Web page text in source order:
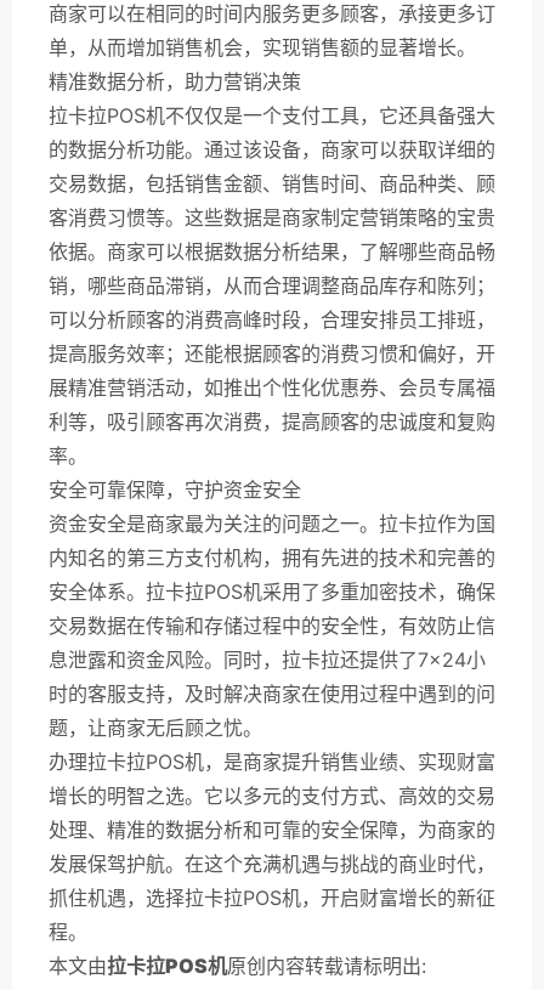
商家可以在相同的时间内服务更多顾客，承接更多订
单，从而增加销售机会，实现销售额的显著增长。
精准数据分析，助力营销决策
拉卡拉POS机不仅仅是一个支付工具，它还具备强大
的数据分析功能。通过该设备，商家可以获取详细的
交易数据，包括销售金额、销售时间、商品种类、顾
客消费习惯等。这些数据是商家制定营销策略的宝贵
依据。商家可以根据数据分析结果，了解哪些商品畅
销，哪些商品滞销，从而合理调整商品库存和陈列；
可以分析顾客的消费高峰时段，合理安排员工排班，
提高服务效率；还能根据顾客的消费习惯和偏好，开
展精准营销活动，如推出个性化优惠券、会员专属福
利等，吸引顾客再次消费，提高顾客的忠诚度和复购
率。
安全可靠保障，守护资金安全
资金安全是商家最为关注的问题之一。拉卡拉作为国
内知名的第三方支付机构，拥有先进的技术和完善的
安全体系。拉卡拉POS机采用了多重加密技术，确保
交易数据在传输和存储过程中的安全性，有效防止信
息泄露和资金风险。同时，拉卡拉还提供了7×24小
时的客服支持，及时解决商家在使用过程中遇到的问
题，让商家无后顾之忧。
办理拉卡拉POS机，是商家提升销售业绩、实现财富
增长的明智之选。它以多元的支付方式、高效的交易
处理、精准的数据分析和可靠的安全保障，为商家的
发展保驾护航。在这个充满机遇与挑战的商业时代，
抓住机遇，选择拉卡拉POS机，开启财富增长的新征
程。
本文由拉卡拉POS机原创内容转载请标明出: